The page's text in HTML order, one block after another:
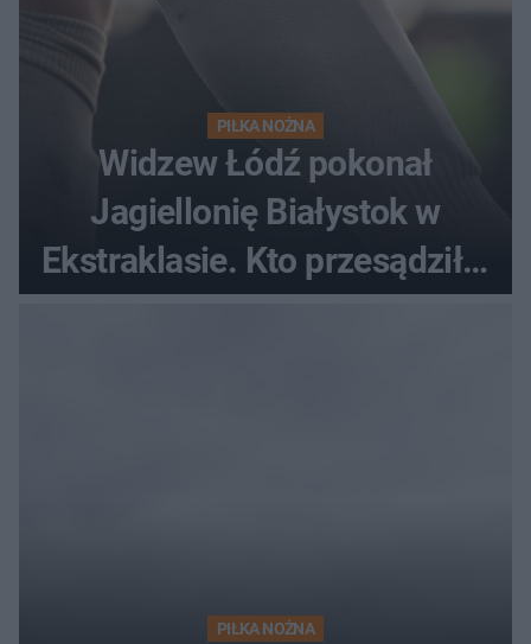
PIŁKA NOŻNA
Widzew Łódź pokonał
Jagiellonię Białystok w
Ekstraklasie. Kto przesądził o
PIŁKA NOŻNA